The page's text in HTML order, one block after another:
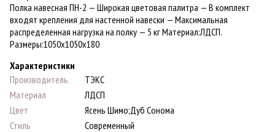
Полка навесная ПН-2 — Широкая цветовая палитра — В комплект
входят крепления для настенной навески — Максимальная
распределенная нагрузка на полку — 5 кг Материал:ЛДСП.
Paзмеры:1050х1050х180
Характеристики
Производитель
ТЭКС
Материал
ЛДСП
Цвет
Ясень Шимо;Дуб Сонома
Стиль
Современный